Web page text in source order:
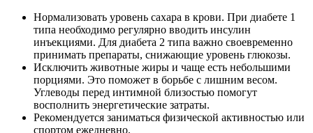
Нормализовать уровень сахара в крови. При диабете 1
типа необходимо регулярно вводить инсулин
инъекциями. Для диабета 2 типа важно своевременно
принимать препараты, снижающие уровень глюкозы.
Исключить животные жиры и чаще есть небольшими
порциями. Это поможет в борьбе с лишним весом.
Углеводы перед интимной близостью помогут
восполнить энергетические затраты.
Рекомендуется заниматься физической активностью или
спортом ежедневно.